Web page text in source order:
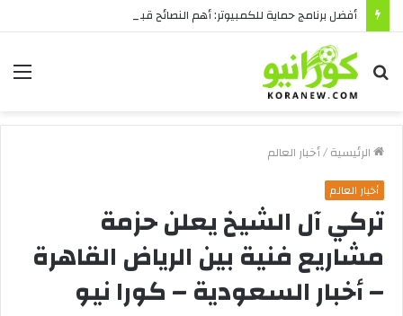
أفضل برنامج حماية للكمبيوتر: أهم النصائح قبل الشراء
بحث
عن
الرئيسية/أخبار العالم
أخبار العالم
تركي آل الشيخ يعلن حزمة
مشاريع فنية بين الرياض القاهرة
– أخبار السعودية – كورا نيو